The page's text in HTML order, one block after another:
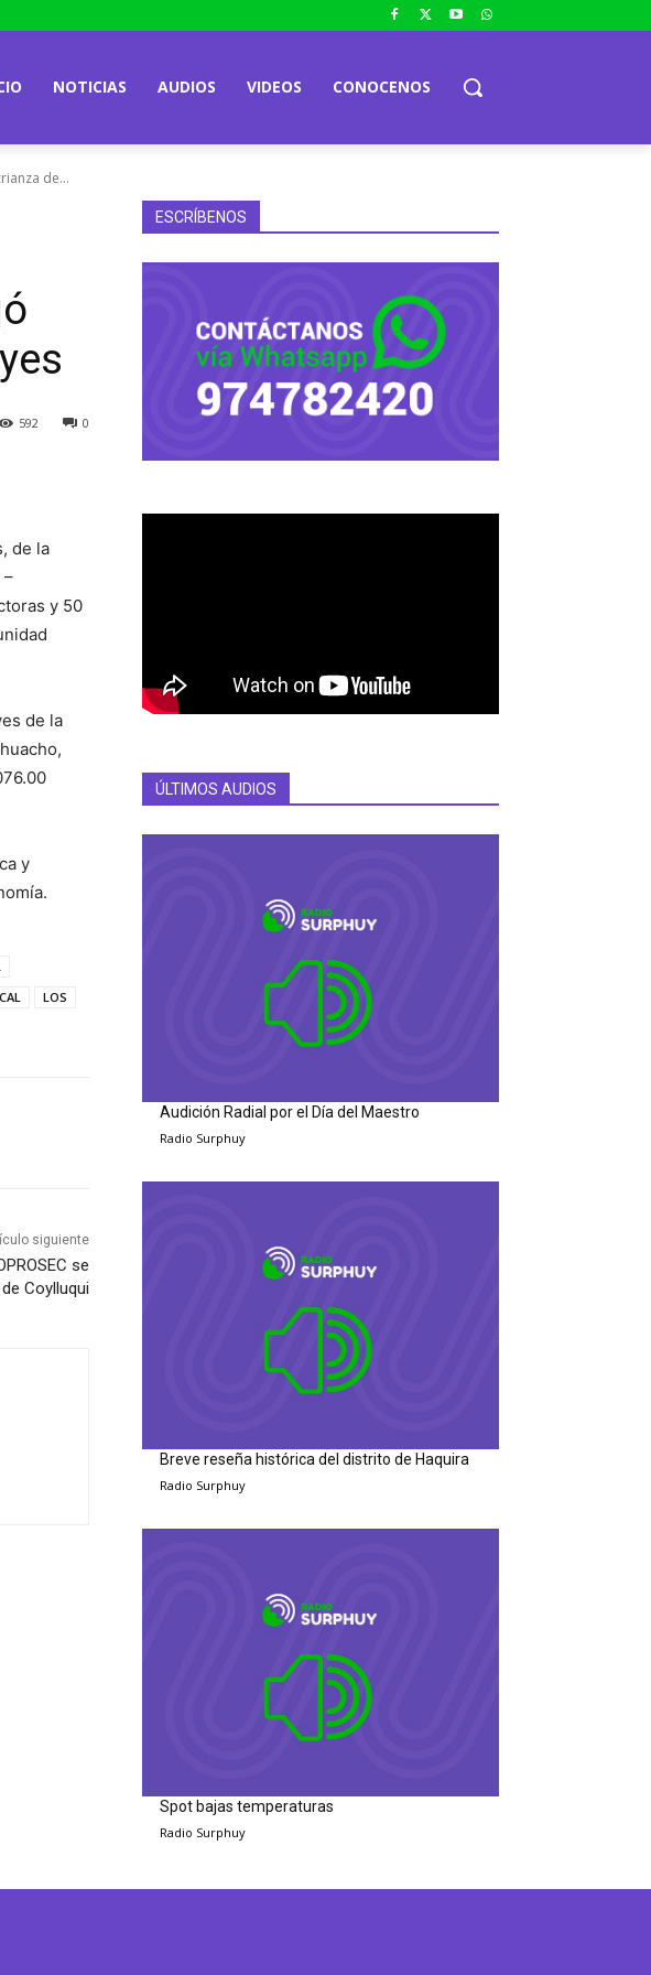
NOTICIAS AUDIOS VIDEOS CONOCENOS
de...
0
592
de la
–
y 50
de la
y
LOS
siguiente
se
Coylluqui
ESCRÍBENOS
ÚLTIMOS AUDIOS
Audición Radial por el Día del Maestro
Radio Surphuy
Breve reseña histórica del distrito de Haquira
Radio Surphuy
Spot bajas temperaturas
Radio Surphuy